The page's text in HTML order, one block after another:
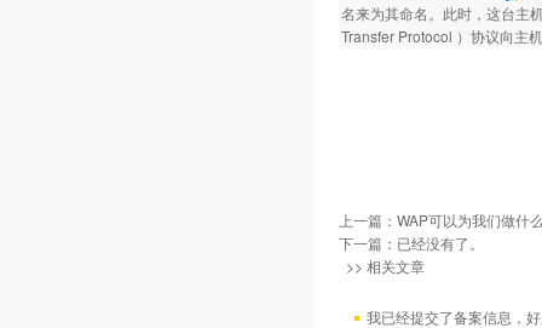
名来为其命名。此时，这台主
Transfer Protocol ）协议向主
上一篇： WAP可以为我们做什
下一篇：已经没有了。
>> 相关文章
我已经提交了备案信息，